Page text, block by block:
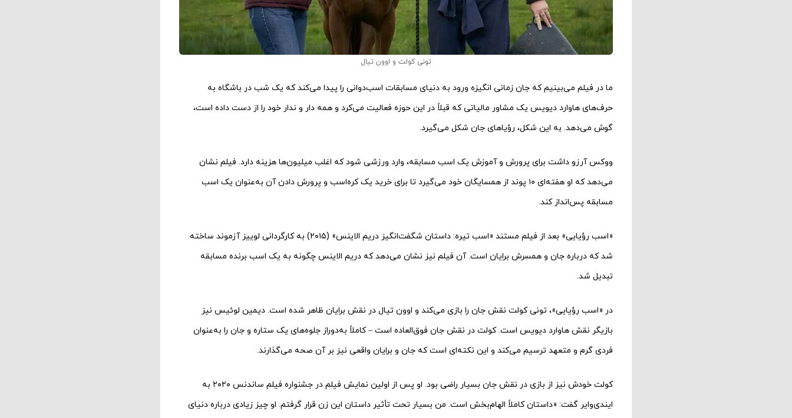
تونی کولت و اوون تیال
ما در فیلم می‌بینیم که جان زمانی انگیزه ورود به دنیای مسابقات اسب‌دوانی را پیدا می‌کند که یک شب در باشگاه به
حرف‌های هاوارد دیویس یک مشاور مالیاتی که قبلاً در این حوزه فعالیت می‌کرد و همه دار و ندار خود را از دست داده است،
گوش می‌دهد. به این شکل، رؤیاهای جان شکل می‌گیرد.
ووکس آرزو داشت برای پرورش و آموزش یک اسب مسابقه، وارد ورزشی شود که اغلب میلیون‌ها هزینه دارد. فیلم نشان
می‌دهد که او هفته‌ای ۱۰ پوند از همسایگان خود می‌گیرد تا برای خرید یک کره‌اسب و پرورش دادن آن به‌عنوان یک اسب
مسابقه پس‌انداز کند.
«اسب رؤیایی» بعد از فیلم مستند «اسب تیره: داستان شگفت‌انگیز دریم الاینس» (۲۰۱۵) به کارگردانی لوییز آزموند ساخته
شد که درباره جان و همسرش برایان است. آن فیلم نیز نشان می‌دهد که دریم الاینس چگونه به یک اسب برنده مسابقه
تبدیل شد.
در «اسب رؤیایی»، تونی کولت نقش جان را بازی می‌کند و اوون تیال در نقش برایان ظاهر شده است. دیمین لوئیس نیز
بازیگر نقش هاوارد دیویس است. کولت در نقش جان فوق‌العاده است – کاملاً به‌دوراز جلوه‌های یک ستاره و جان را به‌عنوان
فردی گرم و متعهد ترسیم می‌کند و این نکته‌ای است که جان و برایان واقعی نیز بر آن صحه می‌گذارند.
کولت خودش نیز از بازی در نقش جان بسیار راضی بود. او پس از اولین نمایش فیلم در جشنواره فیلم ساندنس ۲۰۲۰ به
ایندی‌وایر گفت: «داستان کاملاً الهام‌بخش است. من بسیار تحت تأثیر داستان این زن قرار گرفتم. او چیز زیادی درباره دنیای